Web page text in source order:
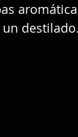
destilado.